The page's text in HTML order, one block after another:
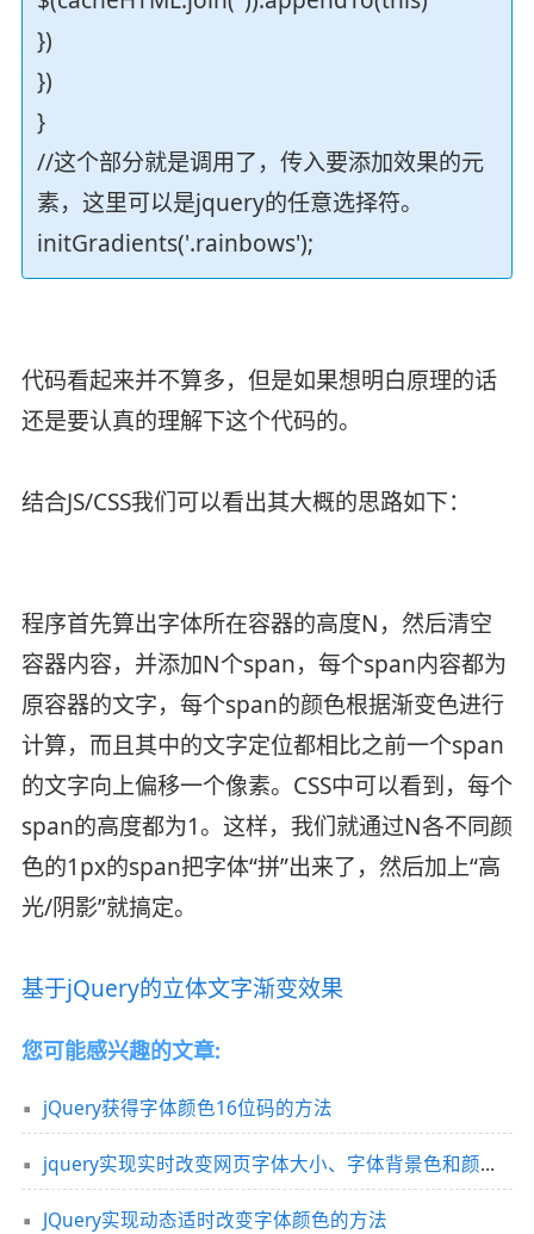
})
})
}
//这个部分就是调用了，传入要添加效果的元
素，这里可以是jquery的任意选择符。
initGradients('.rainbows');
代码看起来并不算多，但是如果想明白原理的话
还是要认真的理解下这个代码的。
结合JS/CSS我们可以看出其大概的思路如下：
程序首先算出字体所在容器的高度N，然后清空
容器内容，并添加N个span，每个span内容都为
原容器的文字，每个span的颜色根据渐变色进行
计算，而且其中的文字定位都相比之前一个span
的文字向上偏移一个像素。CSS中可以看到，每个
span的高度都为1。这样，我们就通过N各不同颜
色的1px的span把字体“拼”出来了，然后加上“高
光/阴影”就搞定。
基于jQuery的立体文字渐变效果
您可能感兴趣的文章:
jQuery获得字体颜色16位码的方法
jquery实现实时改变网页字体大小、字体背景色和颜色的方法
JQuery实现动态适时改变字体颜色的方法